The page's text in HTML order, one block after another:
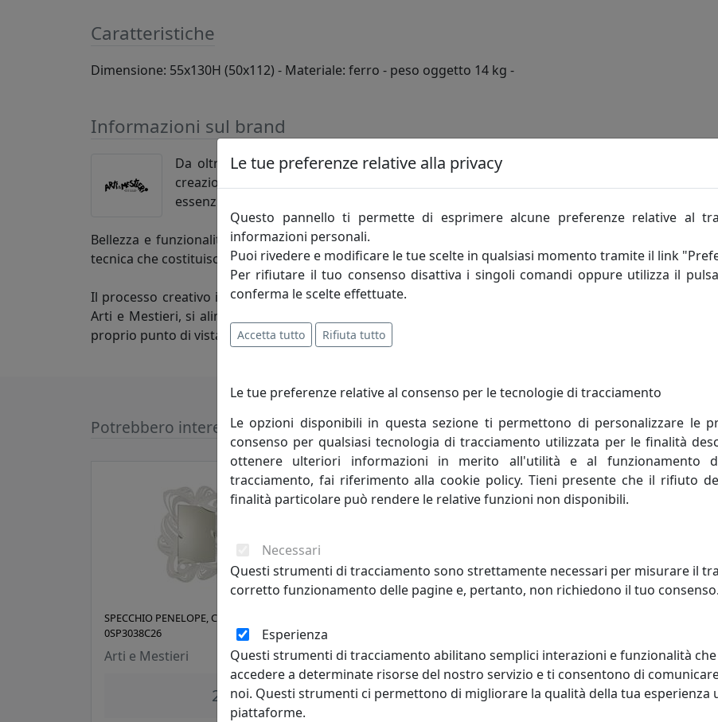
Caratteristiche
Dimensione: 55x130H (50x112) - Materiale: ferro - peso oggetto 14 kg -
Informazioni sul brand
Da oltre quaranta anni, l’espressione creativa, l’abilità tecnica e manuale si danno
creazioni Arti e Mestieri. Un processo lineare quanto sofisticato che accompagna la
essenziali e dalle forme leggere, frutto di un lavoro di ricerca e design fatto
Bellezza e funzionalità, i due poli che danno vita a ogni pezzo. Due elementi talvolta opposti ma
tecnica che costituisce il tratto distintivo del nostro marchio.
Il processo creativo invece attinge a luoghi spesso inaspettati. La creatività di Massimo Tani,
Arti e Mestieri, si alimenta di atmosfere e dettagli ludici, talvolta spiazzanti. Accanto a lui Francesco
proprio punto di vista nella progettazione di ogni pezzo, aggiungendo una visione personale e raffinata
Potrebbero interessarti
SPECCHIO PENELOPE, COD.
0SP3038C26
Arti e Mestieri
284,05 €
Arti e Mestieri
307,79 €
392,34
Le tue preferenze relative alla privacy
Questo pannello ti permette di esprimere alcune preferenze relative al
informazioni personali.
Puoi rivedere e modificare le tue scelte in qualsiasi momento tramite il link
Per rifiutare il tuo consenso disattiva i singoli comandi oppure utilizza il
conferma le scelte effettuate.
Accetta tutto Rifiuta tutto
Le tue preferenze relative al consenso per le tecnologie di tracciamento
Le opzioni disponibili in questa sezione ti permettono di personalizzare le
consenso per qualsiasi tecnologia di tracciamento utilizzata per le finalità
ottenere ulteriori informazioni in merito all'utilità e al funzionamento
tracciamento, fai riferimento alla cookie policy. Tieni presente che il rifiuto
finalità particolare può rendere le relative funzioni non disponibili.
Necessari
Questi strumenti di tracciamento sono strettamente necessari per misurare il
corretto funzionamento delle pagine e, pertanto, non richiedono il tuo consenso.
Esperienza
Questi strumenti di tracciamento abilitano semplici interazioni e funzionalità
accedere a determinate risorse del nostro servizio e ti consentono di
noi. Questi strumenti ci permettono di migliorare la qualità della tua esperienza
piattaforme.